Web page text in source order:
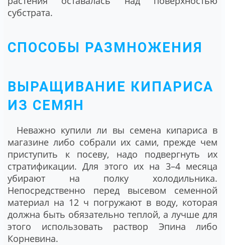
субстрата.
СПОСОБЫ РАЗМНОЖЕНИЯ
ВЫРАЩИВАНИЕ КИПАРИСА
ИЗ СЕМЯН
Неважно купили ли вы семена кипариса в
магазине либо собрали их сами, прежде чем
приступить к посеву, надо подвергнуть их
стратификации. Для этого их на 3–4 месяца
убирают на полку холодильника.
Непосредственно перед высевом семенной
материал на 12 ч погружают в воду, которая
должна быть обязательно теплой, а лучше для
этого использовать раствор Эпина либо
Корневина.